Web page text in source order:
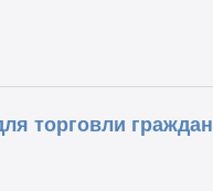
торговли